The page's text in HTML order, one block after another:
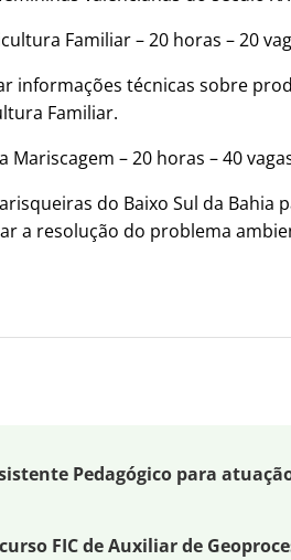
Familiar – 20 horas – 20
informações técnicas sobre
Familiar.
– 20 horas – 40
do Baixo Sul da Bahia
a resolução do problema
Pedagógico para
FIC de Auxiliar de